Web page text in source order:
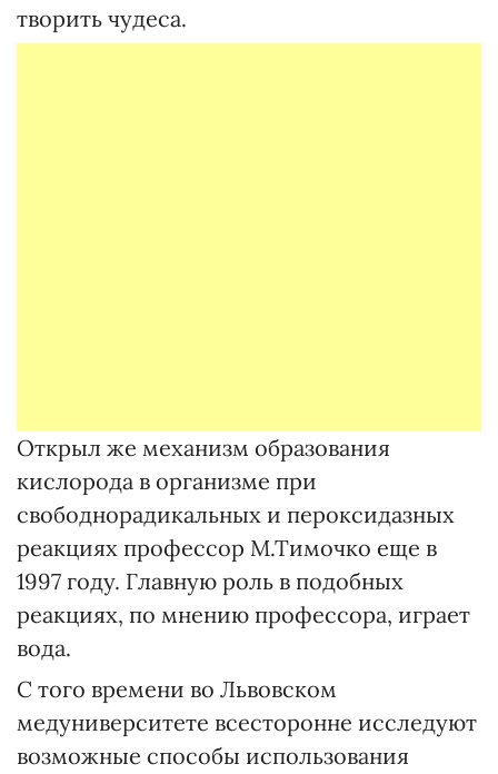
творить чудеса.
Открыл же механизм образования
кислорода в организме при
свободнорадикальных и пероксидазных
реакциях профессор М.Тимочко еще в
1997 году. Главную роль в подобных
реакциях, по мнению профессора, играет
вода.
С того времени во Львовском
медуниверситете всесторонне исследуют
возможные способы использования